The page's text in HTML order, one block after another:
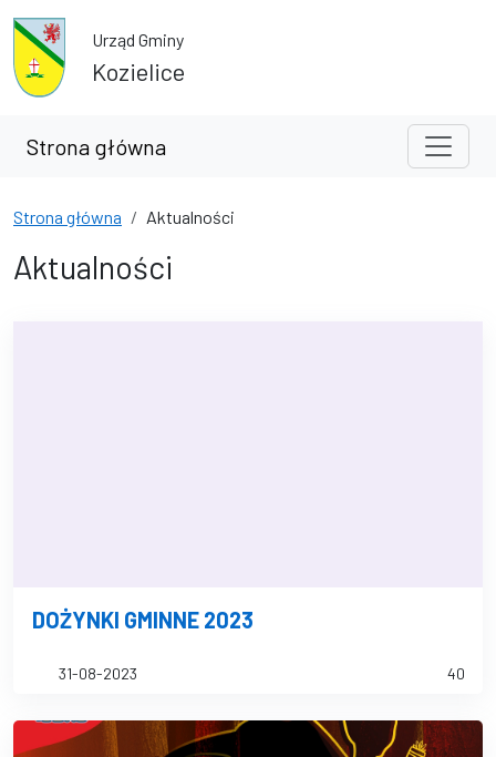
Przejdź do treści
Przejdź do wyszukiwarki
Urząd Gminy
Kozielice
Strona główna
Strona główna Aktualności
Aktualności
DOŻYNKI GMINNE 2023
31-08-2023 40